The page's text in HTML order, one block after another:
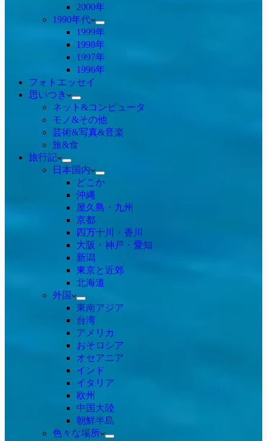
2000年
1990年代
1999年
1998年
1997年
1996年
フォトエッセイ
思いつき
ネット&コンピュータ
モノ&その他
芸術&写真&音楽
旅&食
旅行記
日本国内
どこか
沖縄
屋久島・九州
京都
四万十川・香川
大阪・神戸・愛知
新潟
東京と近郊
北海道
外国
東南アジア
台湾
アメリカ
おそロシア
オセアニア
インド
イタリア
欧州
中国大陸
朝鮮半島
色々な場所